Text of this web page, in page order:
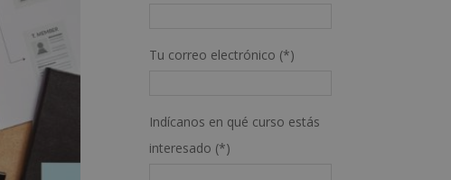
Tu correo electrónico (*)
Indícanos en qué curso estás
interesado (*)